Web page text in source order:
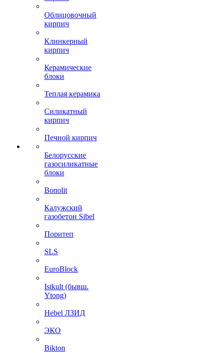
Облицовочный
кирпич
Клинкерный
кирпич
Керамические
блоки
Теплая керамика
Силикатный
кирпич
Печной кирпич
Белорусские
газосиликатные
блоки
Bonolit
Калужский
газобетон Sibel
Поритеп
SLS
EuroBlock
Istkult (бывш.
Ytong)
Hebel ЛЗИД
ЭКО
Bikton